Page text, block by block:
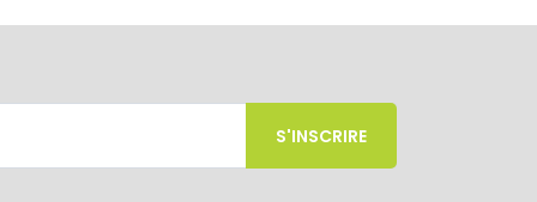
S'INSCRIRE